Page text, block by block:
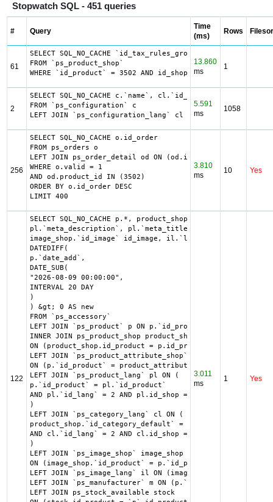
Stopwatch SQL - 451 queries
# Query
Time
(ms)
Rows
61
SELECT SQL_NO_CACHE `id_tax_rules_group`
FROM `ps_product_shop`
WHERE `id_product` = 3502 AND id_shop=1 LIMIT 1
13.860
ms
1
2
SELECT SQL_NO_CACHE c.`name`, cl.`id_lang`,
FROM `ps_configuration` c
LEFT JOIN `ps_configuration_lang` cl ON
5.591
ms
1058
256
SELECT SQL_NO_CACHE o.id_order
FROM ps_orders o
LEFT JOIN ps_order_detail od ON (od.id_order =
WHERE o.valid = 1
AND od.product_id IN (3502)
ORDER BY o.id_order DESC
LIMIT 400
3.810
ms
10 Yes
122
SELECT SQL_NO_CACHE p.*, product_shop.*,
pl.`meta_description`, pl.`meta_title`, pl.`name`,
image_shop.`id_image` id_image, il.`legend`, m.`name`
DATEDIFF(
p.`date_add`,
DATE_SUB(
"2026-08-09 00:00:00",
INTERVAL 20 DAY
)
) &gt; 0 AS new
FROM `ps_accessory`
LEFT JOIN `ps_product` p ON p.`id_product` =
INNER JOIN ps_product_shop product_shop
ON (product_shop.id_product = p.id_product AND
LEFT JOIN `ps_product_attribute_shop`
ON (p.`id_product` = product_attribute_shop.`id_product`
LEFT JOIN `ps_product_lang` pl ON (
p.`id_product` = pl.`id_product`
AND pl.`id_lang` = 2 AND pl.id_shop = 1
)
LEFT JOIN `ps_category_lang` cl ON (
product_shop.`id_category_default` = cl.`id_category`
AND cl.`id_lang` = 2 AND cl.id_shop = 1
)
LEFT JOIN `ps_image_shop` image_shop
ON (image_shop.`id_product` = p.`id_product` AND
LEFT JOIN `ps_image_lang` il ON
LEFT JOIN `ps_manufacturer` m ON (p.`id_manufacturer`=
LEFT JOIN ps_stock_available stock
3.011
ms
1 Yes